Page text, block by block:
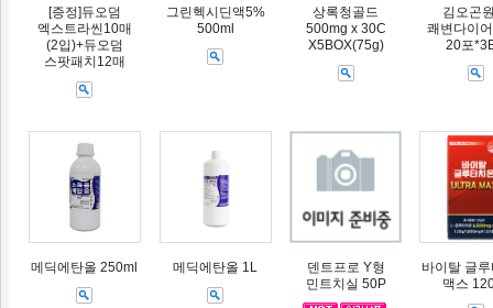
[증정]듀오덤
엑스트라씬10매
(2입)+듀오덤
스팟패치12매
그린헥시딘액5%
500ml
상록청골드
500mg x 30C
X5BOX(75g)
김오곤
쾌변다이
20포
메딕에탄올 250ml 메딕에탄올 1L
덴트프로 Y형
민트치실 50P
바이탈 글
맥스